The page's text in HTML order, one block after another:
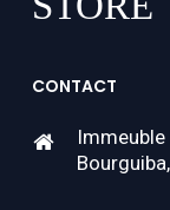
CONTACT
Immeuble